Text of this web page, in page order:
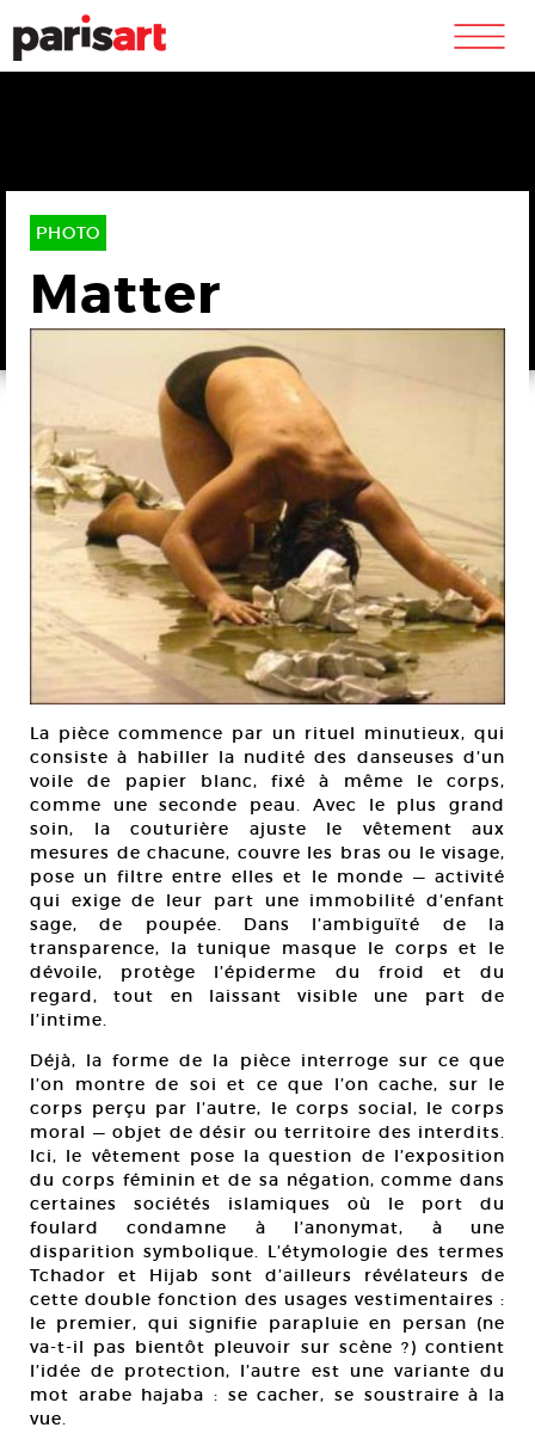
m
PHOTO
Matter
La pièce commence par un rituel minutieux, qui
consiste à habiller la nudité des danseuses d’un
voile de papier blanc, fixé à même le corps,
comme une seconde peau. Avec le plus grand
soin, la couturière ajuste le vêtement aux
mesures de chacune, couvre les bras ou le visage,
pose un filtre entre elles et le monde — activité
qui exige de leur part une immobilité d’enfant
sage, de poupée. Dans l’ambiguïté de la
transparence, la tunique masque le corps et le
dévoile, protège l’épiderme du froid et du
regard, tout en laissant visible une part de
l’intime.
Déjà, la forme de la pièce interroge sur ce que
l’on montre de soi et ce que l’on cache, sur le
corps perçu par l’autre, le corps social, le corps
moral — objet de désir ou territoire des interdits.
Ici, le vêtement pose la question de l’exposition
du corps féminin et de sa négation, comme dans
certaines sociétés islamiques où le port du
foulard condamne à l’anonymat, à une
disparition symbolique. L’étymologie des termes
Tchador et Hijab sont d’ailleurs révélateurs de
cette double fonction des usages vestimentaires :
le premier, qui signifie parapluie en persan (ne
va-t-il pas bientôt pleuvoir sur scène ?) contient
l’idée de protection, l’autre est une variante du
mot arabe hajaba : se cacher, se soustraire à la
vue.